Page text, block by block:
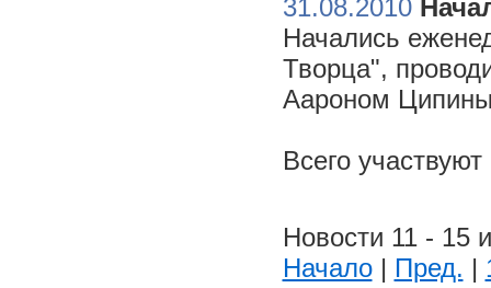
31.08.2010
Начались
Творца",
Аароном
Всего
Новости 11 - 15
Начало| Пред. |